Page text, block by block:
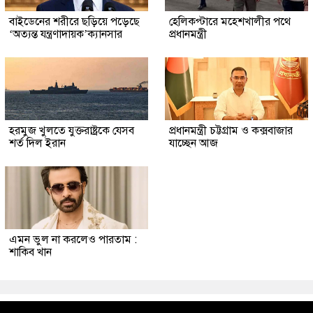
বাইডেনের শরীরে ছড়িয়ে পড়েছে
‘অত্যন্ত যন্ত্রণাদায়ক’ক্যানসার
হেলিকপ্টারে মহেশখালীর পথে
প্রধানমন্ত্রী
হরমুজ খুলতে যুক্তরাষ্ট্রকে যেসব
শর্ত দিল ইরান
প্রধানমন্ত্রী চট্টগ্রাম ও কক্সবাজার
যাচ্ছেন আজ
এমন ভুল না করলেও পারতাম :
শাকিব খান